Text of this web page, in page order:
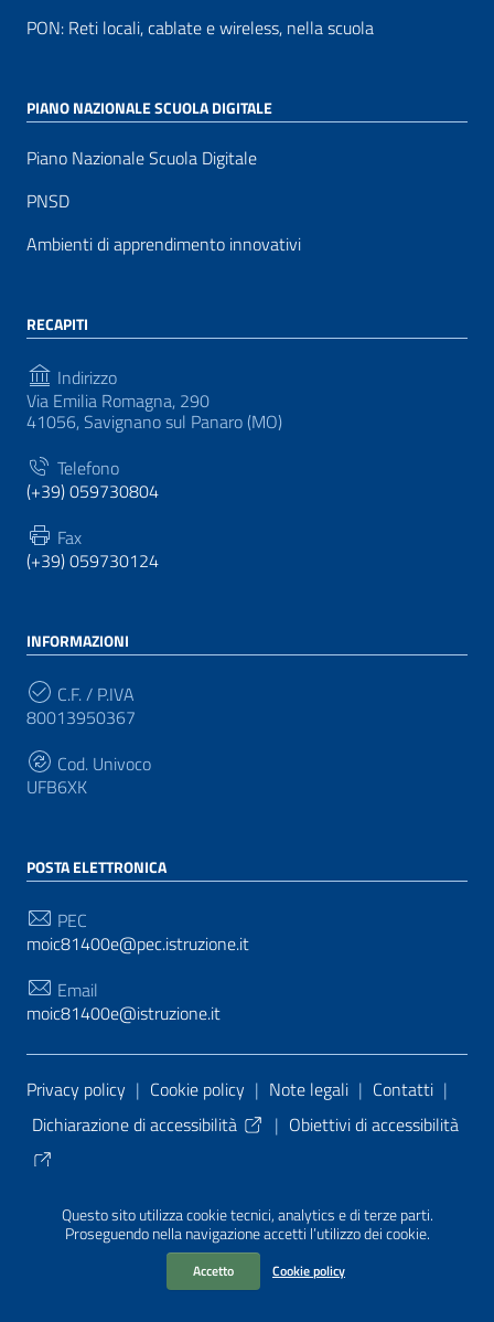
Questo sito utilizza cookie tecnici, analytics e di terze parti.
Proseguendo nella navigazione accetti l’utilizzo dei cookie.
Accetto Cookie policy
PON: Reti locali, cablate e wireless, nella scuola
PIANO NAZIONALE SCUOLA DIGITALE
Piano Nazionale Scuola Digitale
PNSD
Ambienti di apprendimento innovativi
RECAPITI
Indirizzo
Via Emilia Romagna, 290
41056, Savignano sul Panaro (MO)
Telefono
(+39) 059730804
Fax
(+39) 059730124
INFORMAZIONI
C.F. / P.IVA
80013950367
Cod. Univoco
UFB6XK
POSTA ELETTRONICA
PEC
moic81400e@pec.istruzione.it
Email
moic81400e@istruzione.it
Sezione Link Utili
Privacy policy | Cookie policy | Note legali | Contatti |
Dichiarazione di accessibilità
| Obiettivi di accessibilità
PA di AgID
| Realizzato con WordPress
da